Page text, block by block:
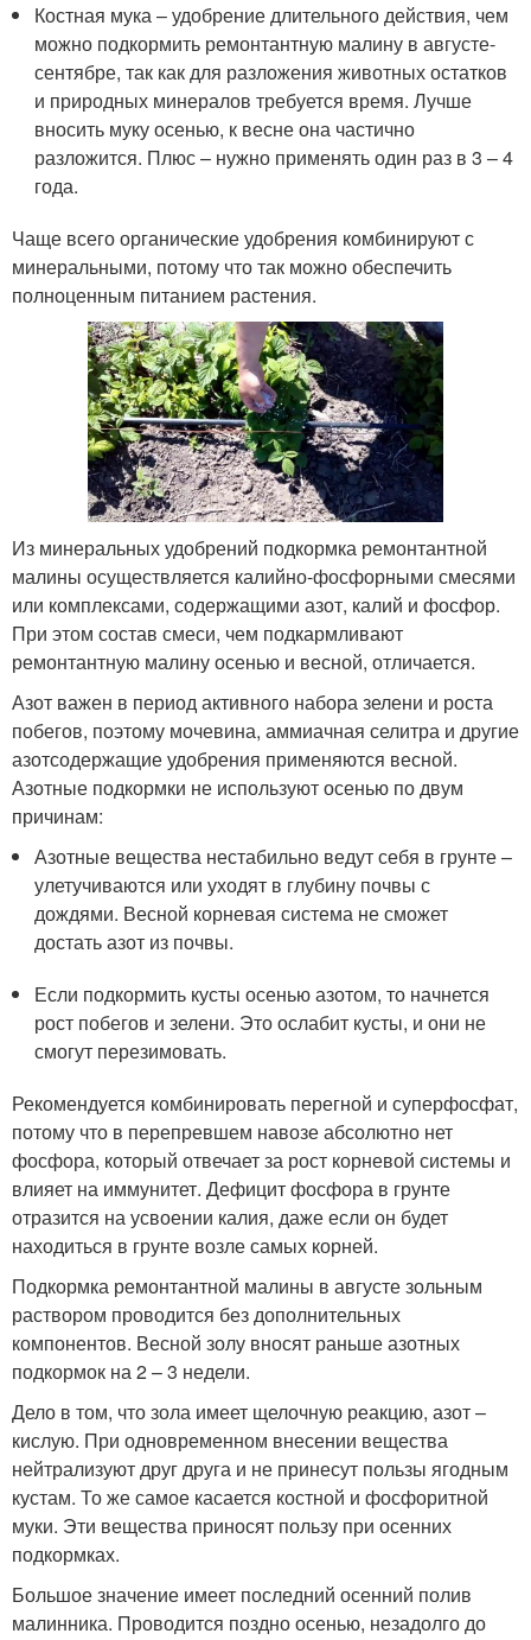
Костная мука – удобрение длительного действия, чем
можно подкормить ремонтантную малину в августе-
сентябре, так как для разложения животных остатков
и природных минералов требуется время. Лучше
вносить муку осенью, к весне она частично
разложится. Плюс – нужно применять один раз в 3 – 4
года.
Чаще всего органические удобрения комбинируют с
минеральными, потому что так можно обеспечить
полноценным питанием растения.
Из минеральных удобрений подкормка ремонтантной
малины осуществляется калийно-фосфорными смесями
или комплексами, содержащими азот, калий и фосфор.
При этом состав смеси, чем подкармливают
ремонтантную малину осенью и весной, отличается.
Азот важен в период активного набора зелени и роста
побегов, поэтому мочевина, аммиачная селитра и другие
азотсодержащие удобрения применяются весной.
Азотные подкормки не используют осенью по двум
причинам:
Азотные вещества нестабильно ведут себя в грунте –
улетучиваются или уходят в глубину почвы с
дождями. Весной корневая система не сможет
достать азот из почвы.
Если подкормить кусты осенью азотом, то начнется
рост побегов и зелени. Это ослабит кусты, и они не
смогут перезимовать.
Рекомендуется комбинировать перегной и суперфосфат,
потому что в перепревшем навозе абсолютно нет
фосфора, который отвечает за рост корневой системы и
влияет на иммунитет. Дефицит фосфора в грунте
отразится на усвоении калия, даже если он будет
находиться в грунте возле самых корней.
Подкормка ремонтантной малины в августе зольным
раствором проводится без дополнительных
компонентов. Весной золу вносят раньше азотных
подкормок на 2 – 3 недели.
Дело в том, что зола имеет щелочную реакцию, азот –
кислую. При одновременном внесении вещества
нейтрализуют друг друга и не принесут пользы ягодным
кустам. То же самое касается костной и фосфоритной
муки. Эти вещества приносят пользу при осенних
подкормках.
Большое значение имеет последний осенний полив
малинника. Проводится поздно осенью, незадолго до